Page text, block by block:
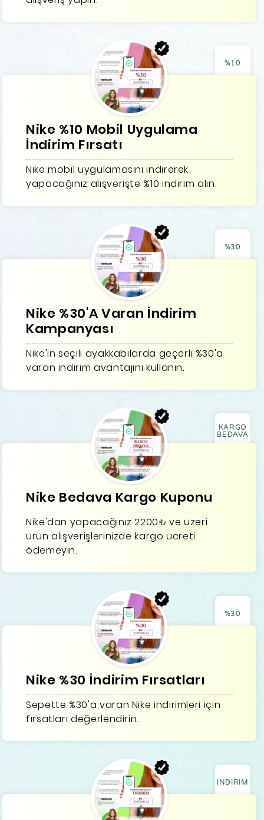
%10
Nike %10 Mobil Uygulama
İndirim Fırsatı
Nike mobil uygulamasını indirerek
yapacağınız alışverişte %10 indirim alın.
%30
Nike %30'A Varan İndirim
Kampanyası
Nike'ın seçili ayakkabılarda geçerli %30'a
varan indirim avantajını kullanın.
KARGO
BEDAVA
Nike Bedava Kargo Kuponu
Nike'dan yapacağınız 2200₺ ve üzeri
ürün alışverişlerinizde kargo ücreti
ödemeyin.
%30
Nike %30 İndirim Fırsatları
Sepette %30'a varan Nike indirimleri için
fırsatları değerlendirin.
İNDİRİM